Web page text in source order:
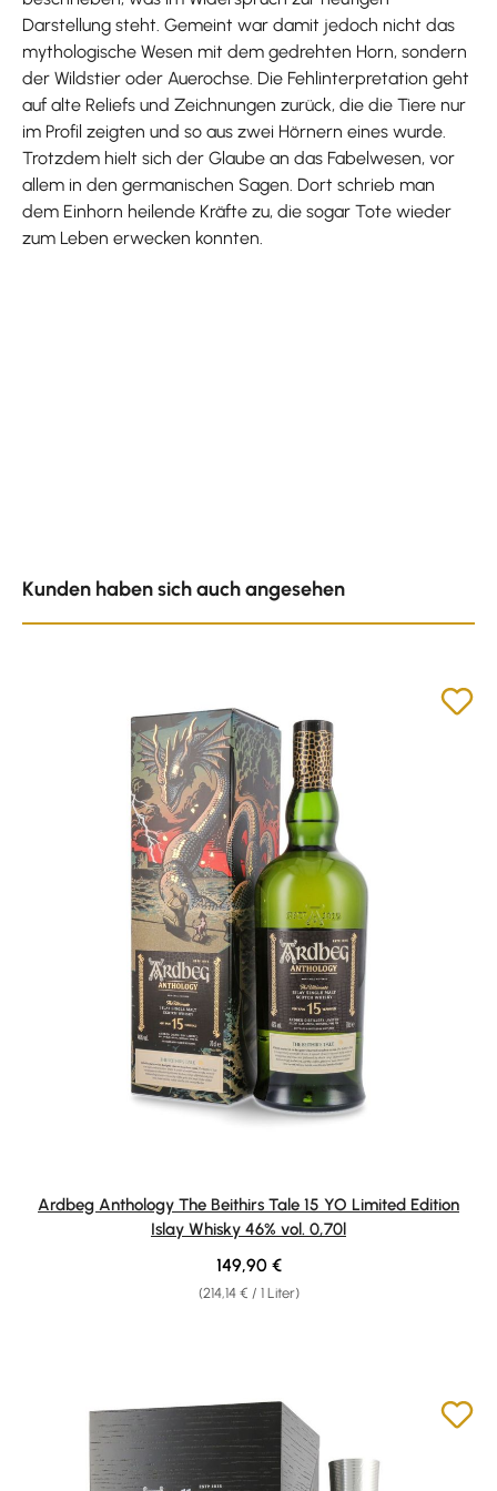
Darstellung steht. Gemeint war damit jedoch nicht das
mythologische Wesen mit dem gedrehten Horn, sondern
der Wildstier oder Auerochse. Die Fehlinterpretation geht
auf alte Reliefs und Zeichnungen zurück, die die Tiere nur
im Profil zeigten und so aus zwei Hörnern eines wurde.
Trotzdem hielt sich der Glaube an das Fabelwesen, vor
allem in den germanischen Sagen. Dort schrieb man
dem Einhorn heilende Kräfte zu, die sogar Tote wieder
zum Leben erwecken konnten.
Kunden haben sich auch angesehen
Ardbeg Anthology The Beithirs Tale 15 YO Limited Edition
Islay Whisky 46% vol. 0,70l
(214,14 € / 1 Liter)
Regulärer Preis:
149,90 €